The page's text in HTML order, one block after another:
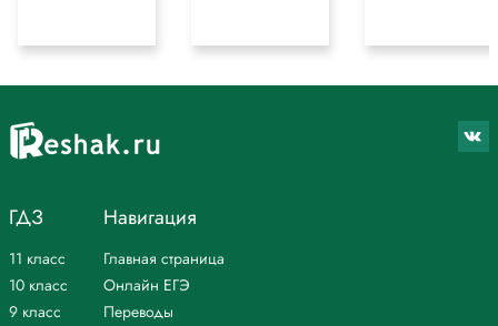
ГДЗ
11 класс
10 класс
9 класс
Навигация
Главная страница
Онлайн ЕГЭ
Переводы